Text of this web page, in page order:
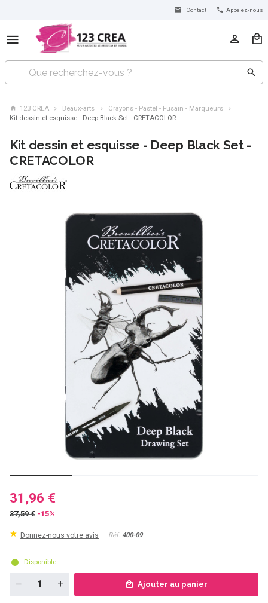
Contact Appelez-nous
123 CREA Beaux-arts
Crayons - Pastel - Fusain - Marqueurs
Kit dessin et esquisse - Deep Black Set - CRETACOLOR
Kit dessin et esquisse - Deep Black Set -
CRETACOLOR
31,96 €
37,59 € -15%
Donnez-nous votre avis Réf: 400-09
Disponible
Ajouter au panier